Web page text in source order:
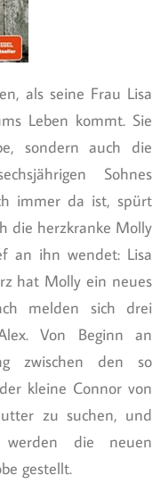
als seine Frau Lisa
Leben kommt. Sie
sondern auch die
Sohnes
immer da ist, spürt
die herzkranke Molly
an ihn wendet: Lisa
hat Molly ein neues
melden sich drei
Von Beginn an
zwischen den so
kleine Connor von
zu suchen, und
werden die neuen
gestellt.